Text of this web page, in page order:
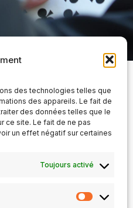
des technologies telles que
des appareils. Le fait de
des données telles que le
ce site. Le fait de ne pas
un effet négatif sur certaines
Toujours activé